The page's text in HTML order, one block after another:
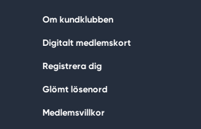
Om kundklubben
Digitalt medlemskort
Registrera dig
Glömt lösenord
Medlemsvillkor